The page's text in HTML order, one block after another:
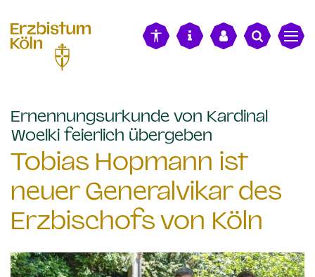
Ernennungsurkunde von Kardinal
Woelki feierlich übergeben
Tobias Hopmann ist
neuer Generalvikar des
Erzbischofs von Köln